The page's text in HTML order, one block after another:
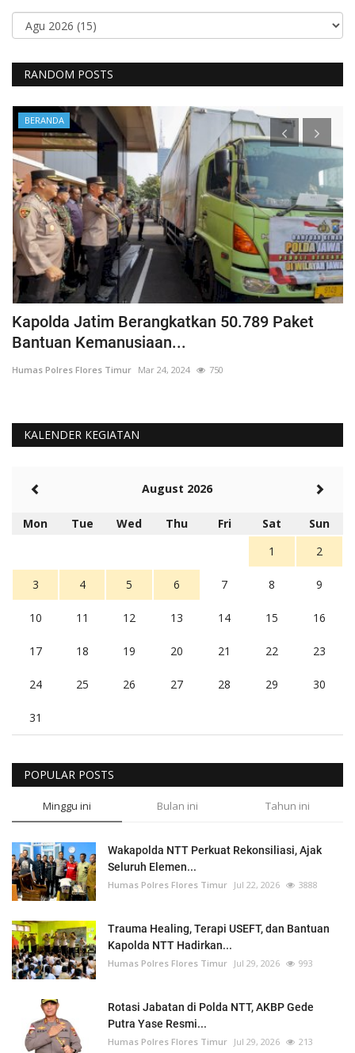
RANDOM POSTS
BERANDA
Kapolda Jatim Berangkatkan 50.789 Paket
Bantuan Kemanusiaan...
Humas Polres Flores Timur Mar 24, 2024 750
KALENDER KEGIATAN
August 2026
Mon Tue Wed Thu Fri Sat
Sun
1
2
3 4 5 6 7 8 9
10 11 12 13 14 15 16
17 18 19 20 21 22 23
24 25 26 27 28 29 30
31
POPULAR POSTS
Minggu ini Bulan ini Tahun ini
Wakapolda NTT Perkuat Rekonsiliasi, Ajak
Seluruh Elemen...
Humas Polres Flores Timur Jul 22, 2026 3888
Trauma Healing, Terapi USEFT, dan Bantuan
Kapolda NTT Hadirkan...
Humas Polres Flores Timur Jul 29, 2026 993
Rotasi Jabatan di Polda NTT, AKBP Gede
Putra Yase Resmi...
Humas Polres Flores Timur Jul 29, 2026 213